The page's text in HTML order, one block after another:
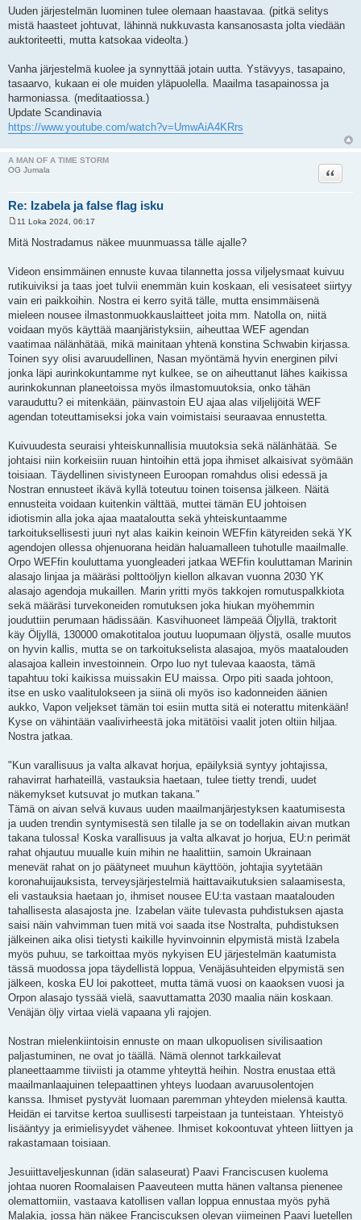
Uuden järjestelmän luominen tulee olemaan haastavaa. (pitkä selitys
mistä haasteet johtuvat, lähinnä nukkuvasta kansanosasta jolta viedään
auktoriteetti, mutta katsokaa videolta.)
Vanha järjestelmä kuolee ja synnyttää jotain uutta. Ystävyys, tasapaino,
tasaarvo, kukaan ei ole muiden yläpuolella. Maailma tasapainossa ja
harmoniassa. (meditaatiossa.)
Update Scandinavia
https://www.youtube.com/watch?v=UmwAiA4KRrs
A MAN OF A TIME STORM
OG Jumala
Re: Izabela ja false flag isku
Lainaa
i
e
i
11 Loka 2024, 06:17
Mitä Nostradamus näkee muunmuassa tälle ajalle?
Videon ensimmäinen ennuste kuvaa tilannetta jossa viljelysmaat kuivuu
rutikuiviksi ja taas joet tulvii enemmän kuin koskaan, eli vesisateet siirtyy
vain eri paikkoihin. Nostra ei kerro syitä tälle, mutta ensimmäisenä
mieleen nousee ilmastonmuokkauslaitteet joita mm. Natolla on, niitä
voidaan myös käyttää maanjäristyksiin, aiheuttaa WEF agendan
vaatimaa nälänhätää, mikä mainitaan yhtenä konstina Schwabin kirjassa.
Toinen syy olisi avaruudellinen, Nasan myöntämä hyvin energinen pilvi
jonka läpi aurinkokuntamme nyt kulkee, se on aiheuttanut lähes kaikissa
aurinkokunnan planeetoissa myös ilmastomuutoksia, onko tähän
varauduttu? ei mitenkään, päinvastoin EU ajaa alas viljelijöitä WEF
agendan toteuttamiseksi joka vain voimistaisi seuraavaa ennustetta.
Kuivuudesta seuraisi yhteiskunnallisia muutoksia sekä nälänhätää. Se
johtaisi niin korkeisiin ruuan hintoihin että jopa ihmiset alkaisivat syömään
toisiaan. Täydellinen sivistyneen Euroopan romahdus olisi edessä ja
Nostran ennusteet ikävä kyllä toteutuu toinen toisensa jälkeen. Näitä
ennusteita voidaan kuitenkin välttää, muttei tämän EU johtoisen
idiotismin alla joka ajaa maataloutta sekä yhteiskuntaamme
tarkoituksellisesti juuri nyt alas kaikin keinoin WEFfin kätyreiden sekä YK
agendojen ollessa ohjenuorana heidän haluamalleen tuhotulle maailmalle.
Orpo WEFfin kouluttama yuongleaderi jatkaa WEFfin kouluttaman Marinin
alasajo linjaa ja määräsi polttoöljyn kiellon alkavan vuonna 2030 YK
alasajo agendoja mukaillen. Marin yritti myös takkojen romutuspalkkiota
sekä määräsi turvekoneiden romutuksen joka hiukan myöhemmin
jouduttiin perumaan hädissään. Kasvihuoneet lämpeää Öljyllä, traktorit
käy Öljyllä, 130000 omakotitaloa joutuu luopumaan öljystä, osalle muutos
on hyvin kallis, mutta se on tarkoitukselista alasajoa, myös maatalouden
alasajoa kallein investoinnein. Orpo luo nyt tulevaa kaaosta, tämä
tapahtuu toki kaikissa muissakin EU maissa. Orpo piti saada johtoon,
itse en usko vaalitulokseen ja siinä oli myös iso kadonneiden äänien
aukko, Vapon veljekset tämän toi esiin mutta sitä ei noterattu mitenkään!
Kyse on vähintään vaalivirheestä joka mitätöisi vaalit joten oltiin hiljaa.
Nostra jatkaa.
"Kun varallisuus ja valta alkavat horjua, epäilyksiä syntyy johtajissa,
rahavirrat harhateillä, vastauksia haetaan, tulee tietty trendi, uudet
näkemykset kutsuvat jo mutkan takana."
Tämä on aivan selvä kuvaus uuden maailmanjärjestyksen kaatumisesta
ja uuden trendin syntymisestä sen tilalle ja se on todellakin aivan mutkan
takana tulossa! Koska varallisuus ja valta alkavat jo horjua, EU:n perimät
rahat ohjautuu muualle kuin mihin ne haalittiin, samoin Ukrainaan
menevät rahat on jo päätyneet muuhun käyttöön, johtajia syytetään
koronahuijauksista, terveysjärjestelmiä haittavaikutuksien salaamisesta,
eli vastauksia haetaan jo, ihmiset nousee EU:ta vastaan maatalouden
tahallisesta alasajosta jne. Izabelan väite tulevasta puhdistuksen ajasta
saisi näin vahvimman tuen mitä voi saada itse Nostralta, puhdistuksen
jälkeinen aika olisi tietysti kaikille hyvinvoinnin elpymistä mistä Izabela
myös puhuu, se tarkoittaa myös nykyisen EU järjestelmän kaatumista
tässä muodossa jopa täydellistä loppua, Venäjäsuhteiden elpymistä sen
jälkeen, koska EU loi pakotteet, mutta tämä vuosi on kaaoksen vuosi ja
Orpon alasajo tyssää vielä, saavuttamatta 2030 maalia näin koskaan.
Venäjän öljy virtaa vielä vapaana yli rajojen.
Nostran mielenkiintoisin ennuste on maan ulkopuolisen sivilisaation
paljastuminen, ne ovat jo täällä. Nämä olennot tarkkailevat
planeettaamme tiiviisti ja otamme yhteyttä heihin. Nostra enustaa että
maailmanlaajuinen telepaattinen yhteys luodaan avaruusolentojen
kanssa. Ihmiset pystyvät luomaan paremman yhteyden mielensä kautta.
Heidän ei tarvitse kertoa suullisesti tarpeistaan ja tunteistaan. Yhteistyö
lisääntyy ja erimielisyydet vähenee. Ihmiset kokoontuvat yhteen liittyen ja
rakastamaan toisiaan.
Jesuiittaveljeskunnan (idän salaseurat) Paavi Franciscusen kuolema
johtaa nuoren Roomalaisen Paaveuteen mutta hänen valtansa pienenee
olemattomiin, vastaava katollisen vallan loppua ennustaa myös pyhä
Malakia, jossa hän näkee Franciscuksen olevan viimeinen Paavi luetellen